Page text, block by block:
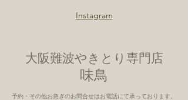
Instagram
大阪難波やきとり専門店
​味鳥
予約・その他お急ぎのお問合せはお電話にて承っております。